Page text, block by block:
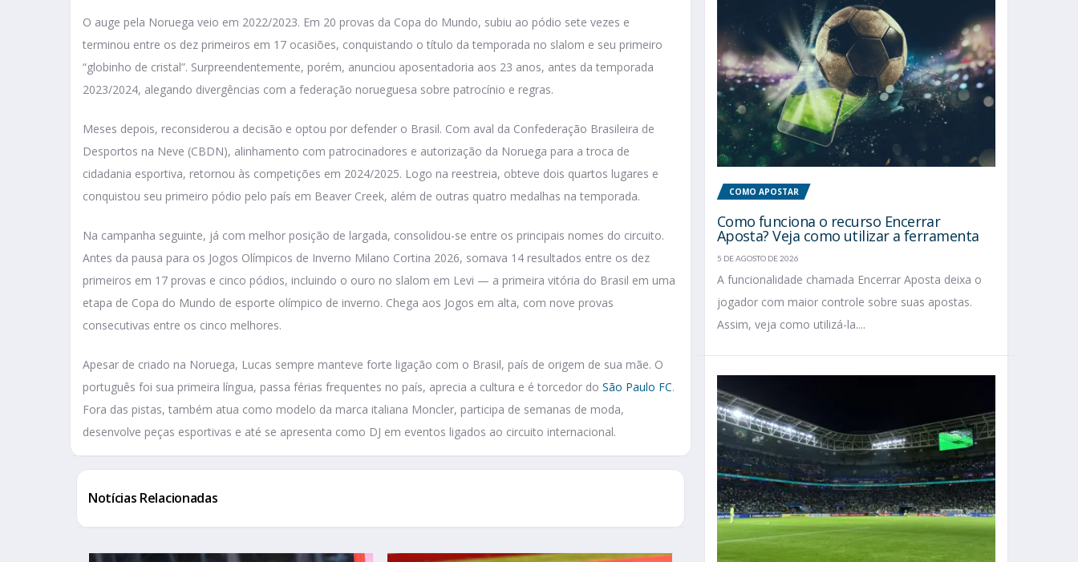
O auge pela Noruega veio em 2022/2023. Em 20 provas da Copa do Mundo, subiu ao pódio sete vezes e
terminou entre os dez primeiros em 17 ocasiões, conquistando o título da temporada no slalom e seu primeiro
“globinho de cristal”. Surpreendentemente, porém, anunciou aposentadoria aos 23 anos, antes da temporada
2023/2024, alegando divergências com a federação norueguesa sobre patrocínio e regras.
Meses depois, reconsiderou a decisão e optou por defender o Brasil. Com aval da Confederação Brasileira de
Desportos na Neve (CBDN), alinhamento com patrocinadores e autorização da Noruega para a troca de
cidadania esportiva, retornou às competições em 2024/2025. Logo na reestreia, obteve dois quartos lugares e
conquistou seu primeiro pódio pelo país em Beaver Creek, além de outras quatro medalhas na temporada.
Na campanha seguinte, já com melhor posição de largada, consolidou-se entre os principais nomes do circuito.
Antes da pausa para os Jogos Olímpicos de Inverno Milano Cortina 2026, somava 14 resultados entre os dez
primeiros em 17 provas e cinco pódios, incluindo o ouro no slalom em Levi — a primeira vitória do Brasil em uma
etapa de Copa do Mundo de esporte olímpico de inverno. Chega aos Jogos em alta, com nove provas
consecutivas entre os cinco melhores.
Apesar de criado na Noruega, Lucas sempre manteve forte ligação com o Brasil, país de origem de sua mãe. O
português foi sua primeira língua, passa férias frequentes no país, aprecia a cultura e é torcedor do São Paulo FC.
Fora das pistas, também atua como modelo da marca italiana Moncler, participa de semanas de moda,
desenvolve peças esportivas e até se apresenta como DJ em eventos ligados ao circuito internacional.
Notícias Relacionadas
COMO APOSTAR
Como funciona o recurso Encerrar
Aposta? Veja como utilizar a ferramenta
5 DE AGOSTO DE 2026
A funcionalidade chamada Encerrar Aposta deixa o
jogador com maior controle sobre suas apostas.
Assim, veja como utilizá-la....